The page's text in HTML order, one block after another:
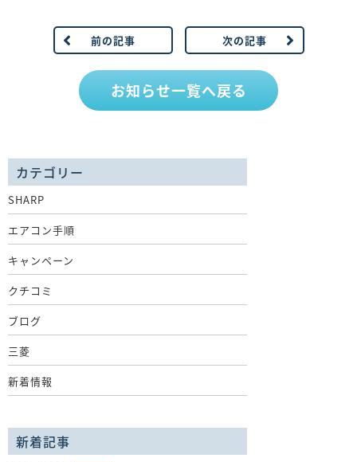
前の記事
お知らせ一覧へ戻る
次の記事
カテゴリー
SHARP
エアコン手順
キャンペーン
クチコミ
ブログ
三菱
新着情報
新着記事